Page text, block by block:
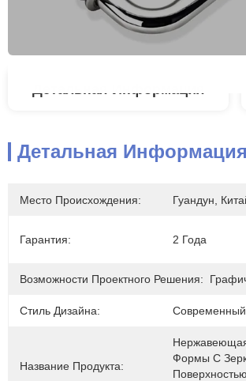
Детальная Информация
Детальная Информация
Место Происхождения: Гуандун,
Гарантия: 2 Года
Возможности Проектного Решения:
Стиль Дизайна: Современный
Название Продукта:
Формы С